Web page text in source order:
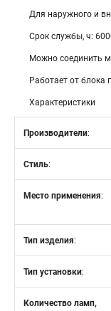
Для наружного и
Срок службы, ч:
Можно соединить
Работает от блока
Характеристики
Производители:
Стиль:
Место применения:
Тип изделия:
Тип установки:
Количество ламп,